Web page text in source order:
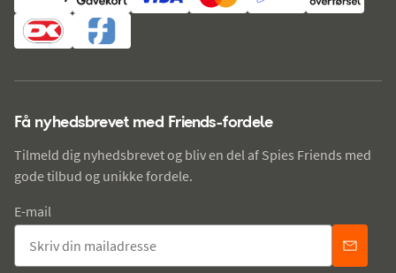
Få nyhedsbrevet med Friends-fordele
Tilmeld dig nyhedsbrevet og bliv en del af Spies Friends med
gode tilbud og unikke fordele.
E-mail